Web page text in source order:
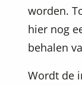
worden.
hier nog
behalen
Wordt de